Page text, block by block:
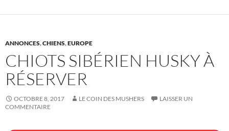
ANNONCES,CHIENS,EUROPE
CHIOTS SIBÉRIEN HUSKY À
RÉSERVER
OCTOBRE 8, 2017 LE COIN DES MUSHERS
LAISSER UN
COMMENTAIRE